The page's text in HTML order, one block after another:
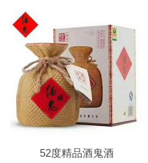
52度精品酒鬼酒